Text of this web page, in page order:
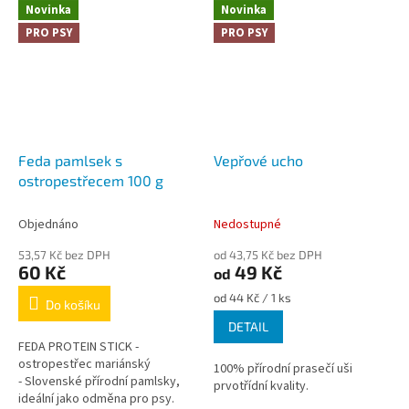
Novinka
PRO PSY
Feda pamlsek s
ostropestřecem 100 g
Objednáno
53,57 Kč bez DPH
60 Kč
Do košíku
FEDA PROTEIN STICK -
ostropestřec mariánský
- Slovenské přírodní pamlsky,
ideální jako odměna pro psy.
Novinka
PRO PSY
Vepřové ucho
Nedostupné
od 43,75 Kč bez DPH
od 49 Kč
Měrná
cena:
od 44 Kč / 1 ks
DETAIL
100% přírodní prasečí uši
prvotřídní kvality.